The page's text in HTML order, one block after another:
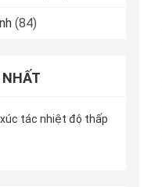
(84)
tác nhiệt độ thấp